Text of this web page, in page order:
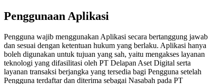
Penggunaan Aplikasi
Pengguna wajib menggunakan Aplikasi secara bertanggung jawab
dan sesuai dengan ketentuan hukum yang berlaku. Aplikasi hanya
boleh digunakan untuk tujuan yang sah, yaitu mengakses layanan
teknologi yang difasilitasi oleh PT Delapan Aset Digital serta
layanan transaksi berjangka yang tersedia bagi Pengguna setelah
Pengguna terdaftar dan diterima sebagai Nasabah pada PT